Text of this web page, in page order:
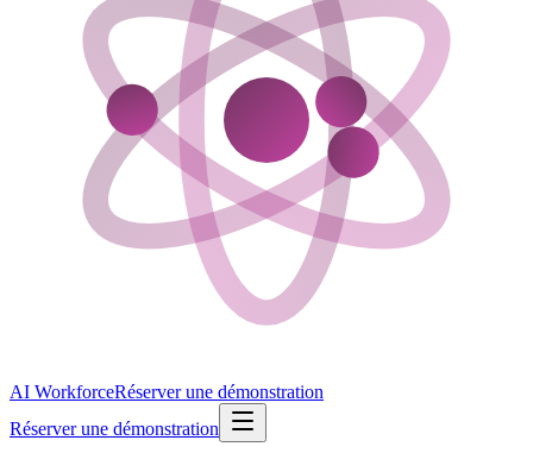
AI WorkforceRéserver une démonstration
Réserver une démonstration